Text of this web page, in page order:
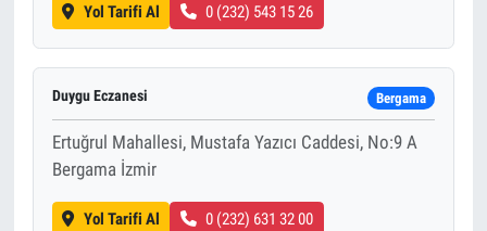
Yol Tarifi Al 0 (232) 543 15 26
Duygu Eczanesi Bergama
Ertuğrul Mahallesi, Mustafa Yazıcı Caddesi, No:9 A
Bergama İzmir
Yol Tarifi Al 0 (232) 631 32 00